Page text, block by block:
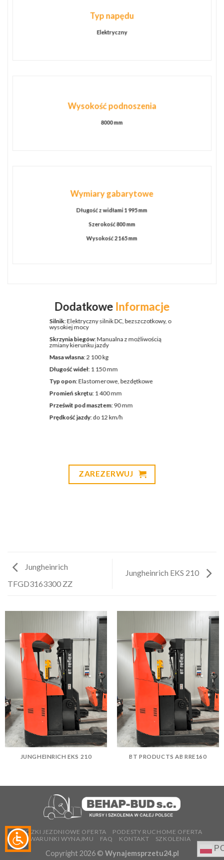
Typ napędu
Elektryczny
Wysokość podnoszenia
8000 mm
Wymiary gabarytowe
Długość z widłami 1 995 mm
Szerokość 800 mm
Wysokość 2 165 mm
Dodatkowe Informacje
Silnik: Elektryczny silnik DC, bezszczotkowy, o
wysokiej mocy
Skrzynia biegów: Manualna z możliwością
zmiany kierunku jazdy
Masa własna: 2 100 kg
Długość wideł: 1 150 mm
Typ opon: Elastomerowe, bezdętkowe
Promień skrętu: 1 400 mm
Prześwit pod masztem: 90 mm
Prędkość jazdy: do 12 km/h​
ZAREZERWUJ
Jungheinrich
TFGD3163300 ZZ
Jungheinrich EKS 210
JUNGHEINRICH EKS 210 BT PRODUCTS AB RRE160
WÓZKI JEZDNIOWE OFERTA
PODESTY RUCHOME OFERTA
WARUNKI WYNAJMU
FAQ KONTAKT SZKOLENIA
Copyright 2026 © Wynajemsprzetu24.pl